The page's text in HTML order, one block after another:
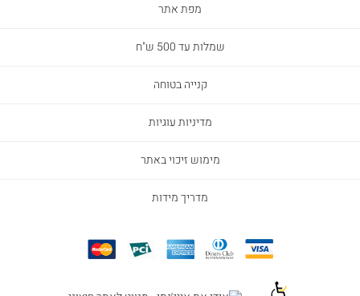
מפת אתר
שמלות עד 500 ש"ח
קנייה בטוחה
מדיניות עוגיות
מימוש זיכוי באתר
מדריך מידות
|
פוטר
פוטר
אייקונים
|
פוטר
פוטר
אייקונים
|
פוטר
אייקונים